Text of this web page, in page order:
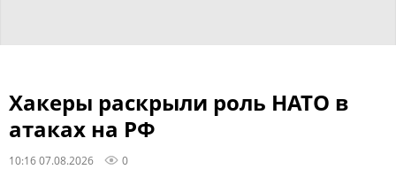
Хакеры раскрыли роль НАТО в
атаках на РФ
10:16 07.08.2026 0